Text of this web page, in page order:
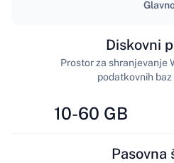
10-60 GB
Diskovni
Prostor za shranjevanje
podatkovnih baz
Pasovna